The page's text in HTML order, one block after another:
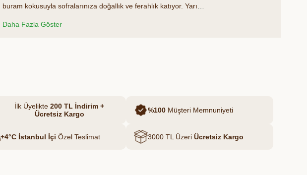
buram kokusuyla sofralarınıza doğallık ve ferahlık katıyor. Yarı
sizlere ulaştırılır.
Daha Fazla Göster
İlk Üyelikte 200 TL İndirim +
Ücretsiz Kargo
%100 Müşteri Memnuniyeti
+4°C İstanbul İçi Özel Teslimat 3000 TL Üzeri Ücretsiz Kargo